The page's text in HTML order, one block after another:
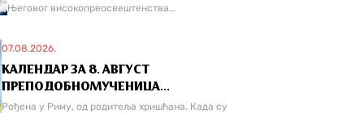
Његовог високопреосвештенства...
07.08.2026.
КАЛЕНДАР ЗА 8. АВГУСТ
ПРЕПОДОБНОМУЧЕНИЦА...
Рођена у Риму, од родитеља хришћана. Када су